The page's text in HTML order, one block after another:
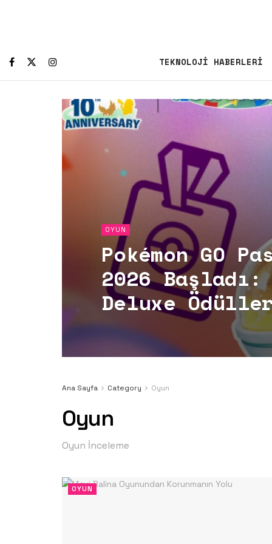
TEKNOLOJI HABERLERI
OYUN
Pokémon GO
2026
Deluxe
Ana Sayfa Category Oyun
Oyun
Oyun İnceleme
OYUN